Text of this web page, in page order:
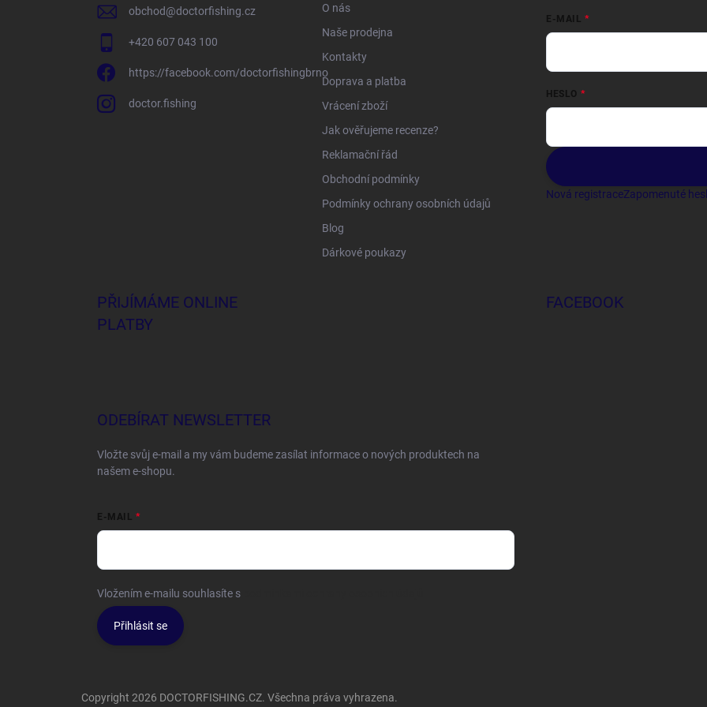
obchod@doctorfishing.cz
+420 607 043 100
https://facebook.com/doctorfishingbrno
doctor.fishing
O nás
Naše prodejna
Kontakty
Doprava a platba
Vrácení zboží
Jak ověřujeme recenze?
Reklamační řád
Obchodní podmínky
Podmínky ochrany osobních údajů
Blog
Dárkové poukazy
E-MAIL
HESLO
Nová registraceZapomenuté
PŘIJÍMÁME ONLINE
PLATBY
FACEBOOK
ODEBÍRAT NEWSLETTER
Vložte svůj e-mail a my vám budeme zasílat informace o nových produktech na
našem e-shopu.
E-MAIL
Vložením e-mailu souhlasíte s
Přihlásit se
Copyright 2026 DOCTORFISHING.CZ. Všechna práva vyhrazena.